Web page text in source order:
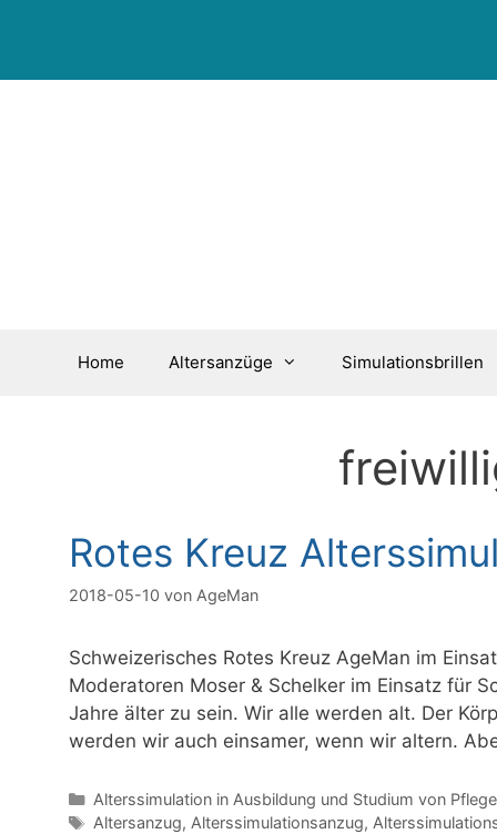
Home Altersanzüge Simulationsbrillen
Rotes Kreuz
2018-05-10 von AgeMan
Schweizerisches Rotes Kreuz AgeMan im
Moderatoren Moser & Schelker im Einsatz für
Jahre älter zu sein. Wir alle werden alt. Der
werden wir auch einsamer, wenn wir altern.
Kategorien
Alterssimulation in Ausbildung und Studium von
Schlagwörter
Altersanzug, Alterssimulationsanzug,